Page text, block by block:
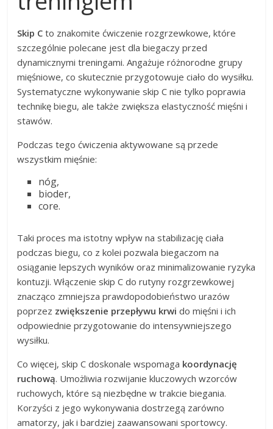
Skip C to znakomite ćwiczenie rozgrzewkowe, które
szczególnie polecane jest dla biegaczy przed
dynamicznymi treningami. Angażuje różnorodne grupy
mięśniowe, co skutecznie przygotowuje ciało do wysiłku.
Systematyczne wykonywanie skip C nie tylko poprawia
technikę biegu, ale także zwiększa elastyczność mięśni i
stawów.
Podczas tego ćwiczenia aktywowane są przede
wszystkim mięśnie:
nóg,
bioder,
core.
Taki proces ma istotny wpływ na stabilizację ciała
podczas biegu, co z kolei pozwala biegaczom na
osiąganie lepszych wyników oraz minimalizowanie ryzyka
kontuzji. Włączenie skip C do rutyny rozgrzewkowej
znacząco zmniejsza prawdopodobieństwo urazów
poprzez zwiększenie przepływu krwi do mięśni i ich
odpowiednie przygotowanie do intensywniejszego
wysiłku.
Co więcej, skip C doskonale wspomaga koordynację
ruchową. Umożliwia rozwijanie kluczowych wzorców
ruchowych, które są niezbędne w trakcie biegania.
Korzyści z jego wykonywania dostrzegą zarówno
amatorzy, jak i bardziej zaawansowani sportowcy.